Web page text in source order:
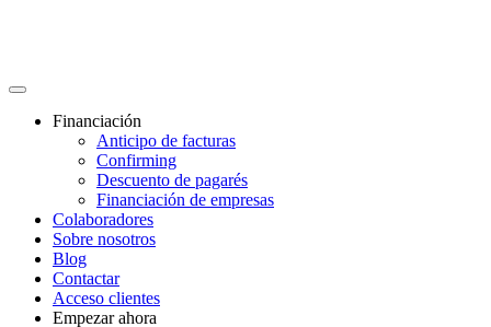
Financiación
Anticipo de facturas
Confirming
Descuento de pagarés
Financiación de empresas
Colaboradores
Sobre nosotros
Blog
Contactar
Acceso clientes
Empezar ahora